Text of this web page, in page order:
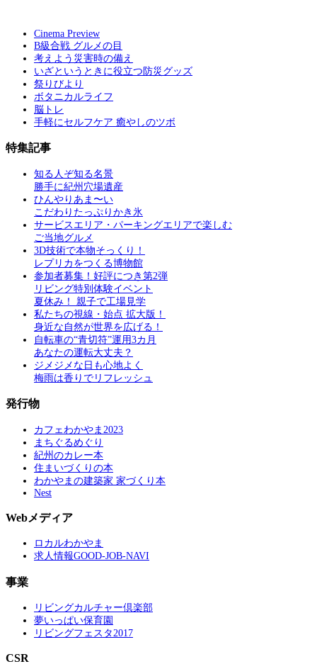
Cinema Preview
B級合戦 グルメの目
考えよう災害時の備え
いざというときに役立つ防災グッズ
祭りびより
ボタニカルライフ
脳トレ
手軽にセルフケア 癒やしのツボ
特集記事
知る人ぞ知る名景
勝手に紀州穴場遺産
ひんやりあま〜い
こだわりたっぷりかき氷
サービスエリア・パーキングエリアで楽しむ
ご当地グルメ
3D技術で本物そっくり！
レプリカをつくる博物館
参加者募集！好評につき第2弾
リビング特別体験イベント
夏休み！ 親子で工場見学
私たちの視線・始点 拡大版！
身近な自然が世界を広げる！
自転車の“青切符”運用3カ月
あなたの運転大丈夫？
ジメジメな日も心地よく
梅雨は香りでリフレッシュ
発行物
カフェわかやま2023
まちぐるめぐり
紀州のカレー本
住まいづくりの本
わかやまの建築家 家づくり本
Nest
Webメディア
ロカルわかやま
求人情報GOOD-JOB-NAVI
事業
リビングカルチャー倶楽部
夢いっぱい保育園
リビングフェスタ2017
CSR